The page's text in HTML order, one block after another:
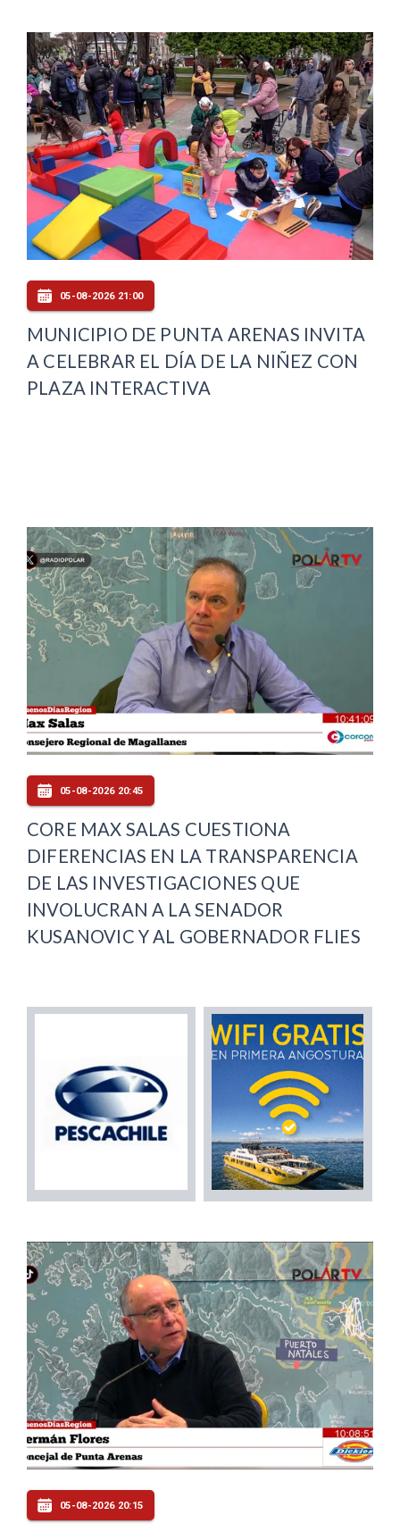
05-08-2026 21:00
MUNICIPIO DE PUNTA ARENAS INVITA
A CELEBRAR EL DÍA DE LA NIÑEZ CON
PLAZA INTERACTIVA
05-08-2026 20:45
CORE MAX SALAS CUESTIONA
DIFERENCIAS EN LA TRANSPARENCIA
DE LAS INVESTIGACIONES QUE
INVOLUCRAN A LA SENADOR
KUSANOVIC Y AL GOBERNADOR FLIES
05-08-2026 20:15